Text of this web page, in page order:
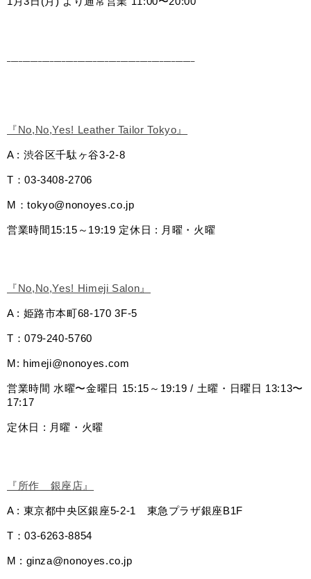
『No,No,Yes! Leather Tailor Tokyo』
A : 渋谷区千駄ヶ谷3-2-8
T：03-3408-2706
M：tokyo@nonoyes.co.jp
営業時間15:15～19:19 定休日 : 月曜・火曜
『No,No,Yes! Himeji Salon』
A : 姫路市本町68-170 3F-5
T：079-240-5760
M: himeji@nonoyes.com
営業時間 水曜〜金曜日 15:15～19:19 / 土曜・日曜日 13:13〜
17:17
定休日 : 月曜・火曜
『所作　銀座店』
A : 東京都中央区銀座5-2-1　東急プラザ銀座B1F
T：03-6263-8854
M : ginza@nonoyes.co.jp